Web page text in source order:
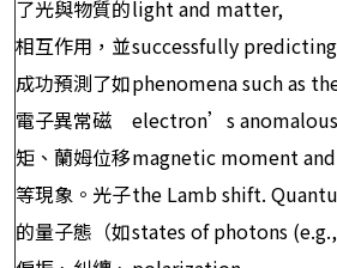
了光與物質的
相互作用，並
成功預測了如
電子異常磁
矩、蘭姆位移
等現象。光子
的量子態（如
light and matter,
successfully predicting
phenomena such as
electron’s anomalous
magnetic moment and
the Lamb shift.
states of photons (e.g.,